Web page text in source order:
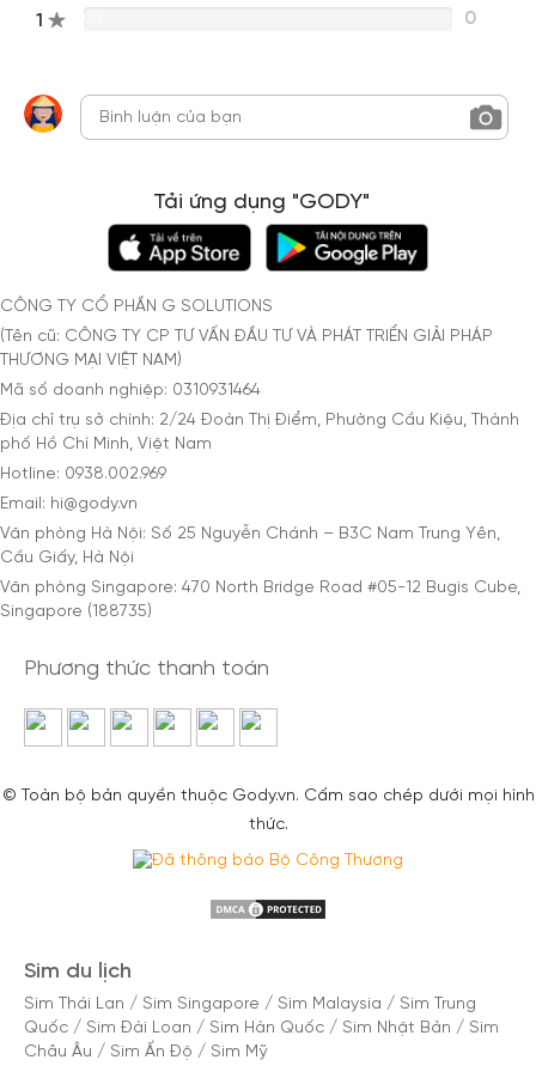
1 0
Tải ứng dụng "GODY"
CÔNG TY CỔ PHẦN G SOLUTIONS
(Tên cũ: CÔNG TY CP TƯ VẤN ĐẦU TƯ VÀ PHÁT TRIỂN GIẢI PHÁP
THƯƠNG MẠI VIỆT NAM)
Mã số doanh nghiệp: 0310931464
Địa chỉ trụ sở chính: 2/24 Đoàn Thị Điểm, Phường Cầu Kiệu, Thành
phố Hồ Chí Minh, Việt Nam
Hotline: 0938.002.969
Email: hi@gody.vn
Văn phòng Hà Nội: Số 25 Nguyễn Chánh – B3C Nam Trung Yên,
Cầu Giấy, Hà Nội
Văn phòng Singapore: 470 North Bridge Road #05-12 Bugis Cube,
Singapore (188735)
Phương thức thanh toán
© Toàn bộ bản quyền thuộc Gody.vn. Cấm sao chép dưới mọi hình
thức.
Sim du lịch
Sim Thái Lan / Sim Singapore / Sim Malaysia / Sim Trung
Quốc / Sim Đài Loan / Sim Hàn Quốc / Sim Nhật Bản / Sim
Châu Âu / Sim Ấn Độ / Sim Mỹ